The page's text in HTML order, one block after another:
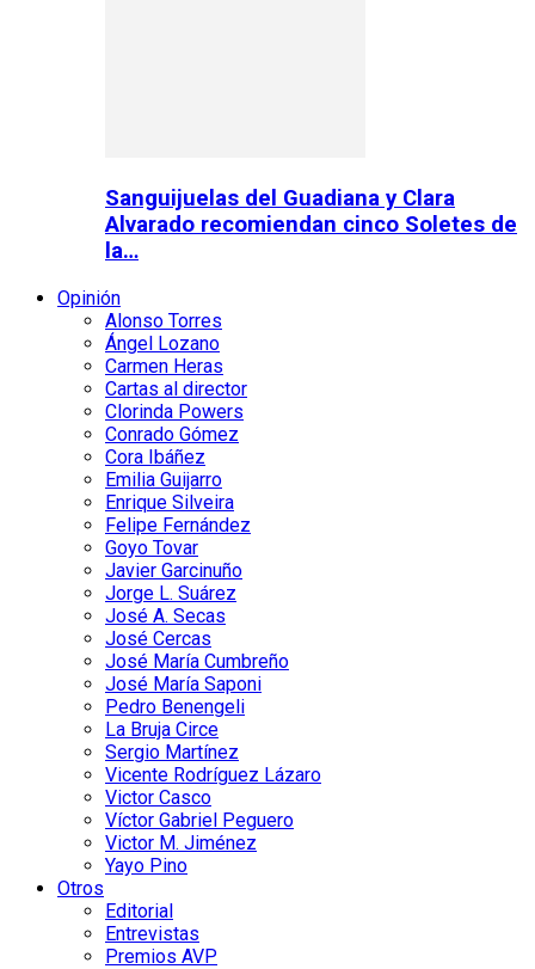
Sanguijuelas del Guadiana y Clara
Alvarado recomiendan cinco Soletes de
la…
Opinión
Alonso Torres
Ángel Lozano
Carmen Heras
Cartas al director
Clorinda Powers
Conrado Gómez
Cora Ibáñez
Emilia Guijarro
Enrique Silveira
Felipe Fernández
Goyo Tovar
Javier Garcinuño
Jorge L. Suárez
José A. Secas
José Cercas
José María Cumbreño
José María Saponi
Pedro Benengeli
La Bruja Circe
Sergio Martínez
Vicente Rodríguez Lázaro
Victor Casco
Víctor Gabriel Peguero
Victor M. Jiménez
Yayo Pino
Otros
Editorial
Entrevistas
Premios AVP